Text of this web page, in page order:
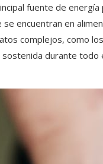
fuente de energía
encuentran en
complejos, como
durante todo